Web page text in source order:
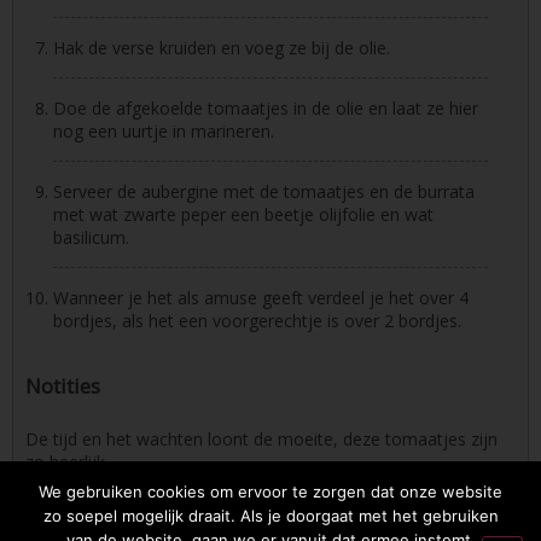
Hak de verse kruiden en voeg ze bij de olie.
Doe de afgekoelde tomaatjes in de olie en laat ze hier
nog een uurtje in marineren.
Serveer de aubergine met de tomaatjes en de burrata
met wat zwarte peper een beetje olijfolie en wat
basilicum.
Wanneer je het als amuse geeft verdeel je het over 4
bordjes, als het een voorgerechtje is over 2 bordjes.
Notities
De tijd en het wachten loont de moeite, deze tomaatjes zijn
zo heerlijk.
We gebruiken cookies om ervoor te zorgen dat onze website
zo soepel mogelijk draait. Als je doorgaat met het gebruiken